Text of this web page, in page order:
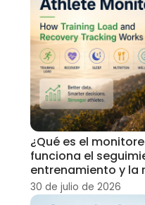
¿Qué es el
funciona el
entrenamiento y la
30 de julio de 2026